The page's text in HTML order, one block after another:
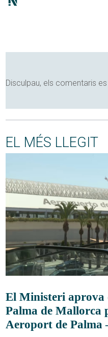
Disculpau, els comentaris
EL MÉS LLEGIT
El Ministeri aprova
Palma de Mallorca
Aeroport de Palma